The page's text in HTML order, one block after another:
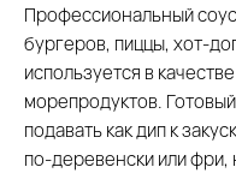
Профессиональный
бургеров, пиццы, хот-
используется в
морепродуктов.
подавать как дип к
по-деревенски или фри,